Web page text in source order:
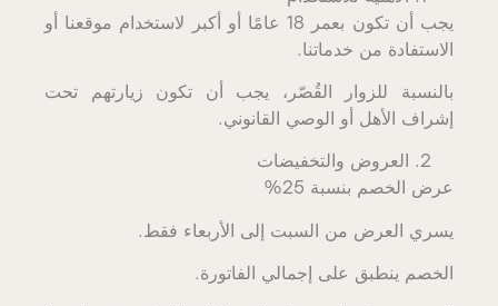
يجب أن تكون بعمر 18 عامًا أو أكبر لاستخدام موقعنا أو
الاستفادة من خدماتنا.
بالنسبة للزوار القُصّر، يجب أن تكون زيارتهم تحت
إشراف الأهل أو الوصي القانوني.
العروض والتخفيضات
عرض الخصم بنسبة 25%
يسري العرض من السبت إلى الأربعاء فقط.
الخصم ينطبق على إجمالي الفاتورة.